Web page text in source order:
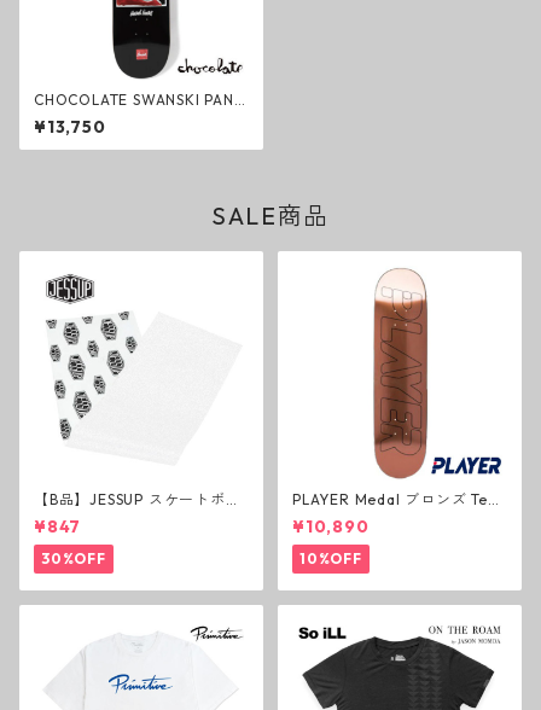
CHOCOLATE SWANSKI PANT
HER Deck スケートボードデ
ッキ VINCENT ALVAREZ チョ
コレート
¥13,750
SALE商品
【B品】JESSUP スケートボー
ド グリップテープ ウルトラグ
リップ ホワイト デッキテープ
ジェスアップ ジェサップ
¥847
30%OFF
PLAYER Medal ブロンズ Tea
m Deck P3 スケートボードデ
ッキ プレイヤー メダル
¥10,890
10%OFF